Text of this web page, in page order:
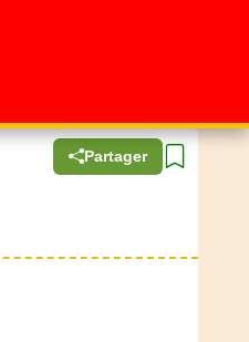
Partager